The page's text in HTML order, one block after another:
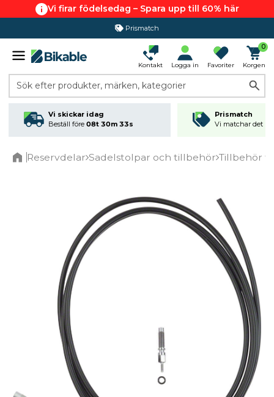
Vi firar födelsedag – Spara upp till 60% här
Prismatch
Kontakt Logga in Favoriter
0
Korgen
Sök efter produkter, märken, kategorier
Vi skickar idag
Beställ före 08t 30m 32s
Prismatch
Vi matchar det
Reservdelar Sadelstolpar och tillbehör Tillbehör